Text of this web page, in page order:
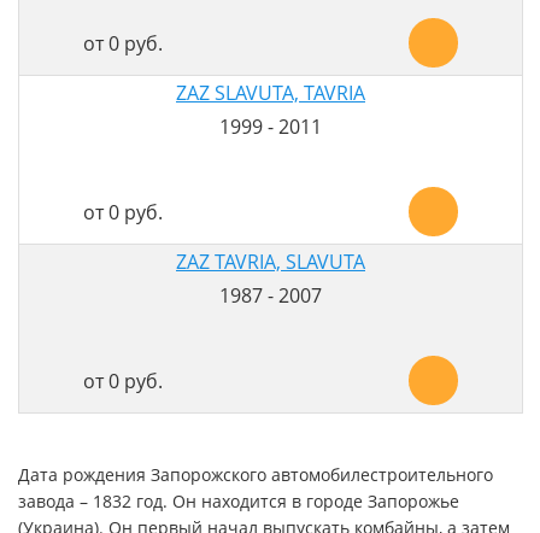
от 0 руб.
ZAZ SLAVUTA, TAVRIA
1999 - 2011
от 0 руб.
ZAZ TAVRIA, SLAVUTA
1987 - 2007
от 0 руб.
Дата рождения Запорожского автомобилестроительного
завода – 1832 год. Он находится в городе Запорожье
(Украина). Он первый начал выпускать комбайны, а затем